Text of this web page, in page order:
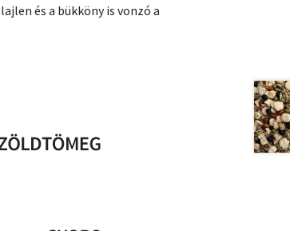
és a bükköny is vonzó a